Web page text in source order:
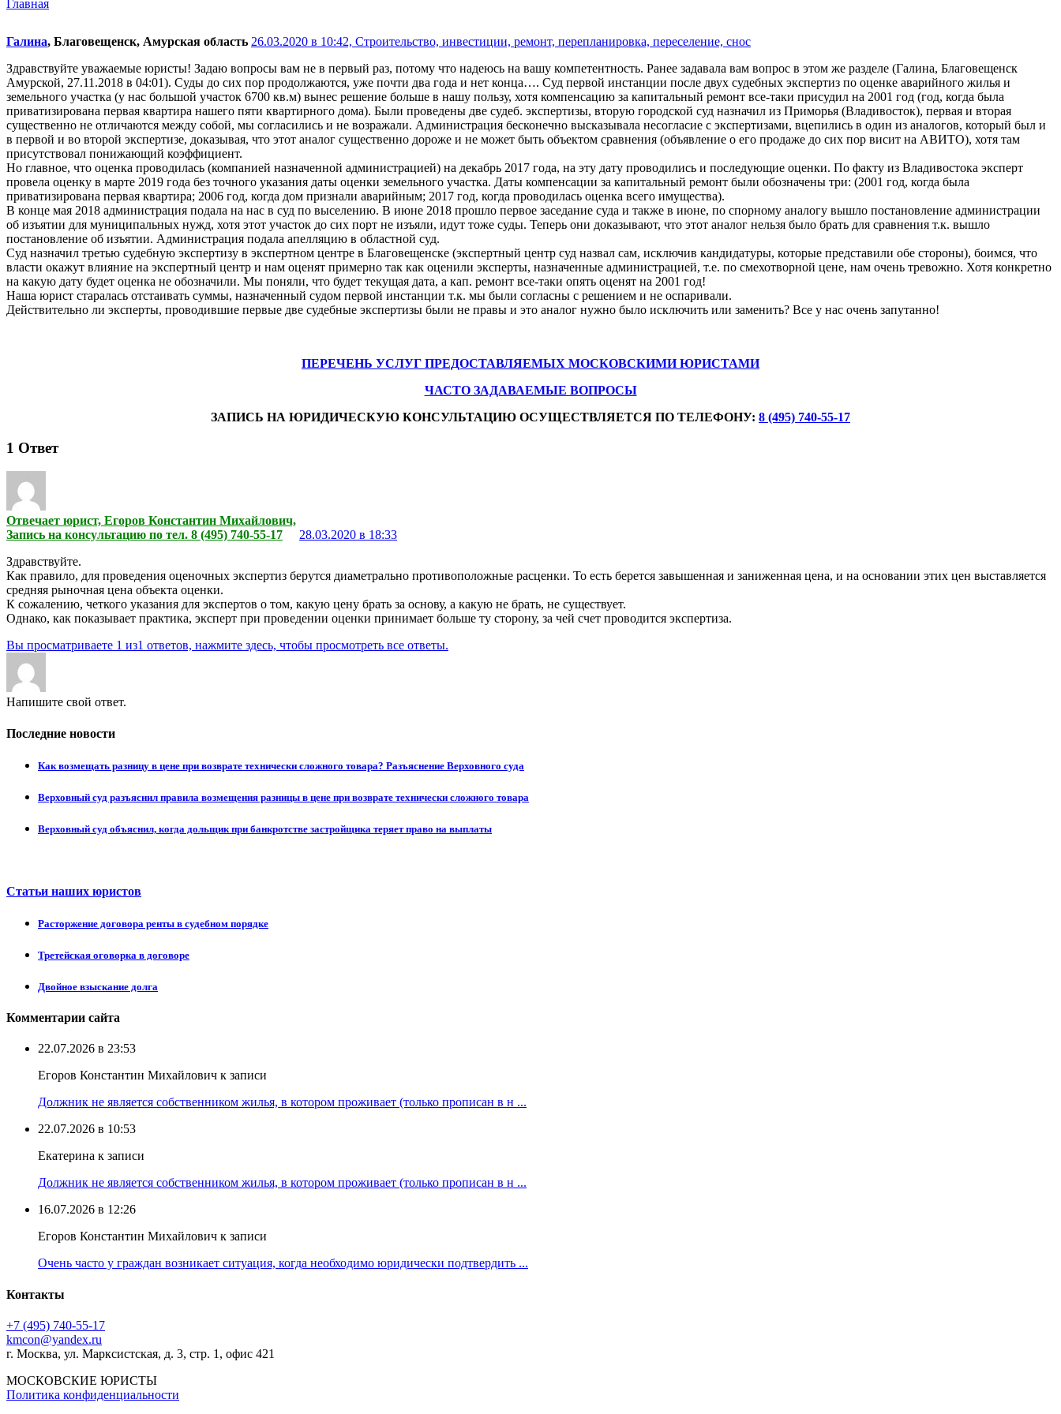
Главная
Галина, Благовещенск, Амурская область 26.03.2020 в 10:42, Строительство, инвестиции, ремонт, перепланировка, переселение, снос
Здравствуйте уважаемые юристы! Задаю вопросы вам не в первый раз, потому что надеюсь на вашу компетентность. Ранее задавала вам вопрос в этом же разделе (Галина, Благовещенск
Амурской, 27.11.2018 в 04:01). Суды до сих пор продолжаются, уже почти два года и нет конца…. Суд первой инстанции после двух судебных экспертиз по оценке аварийного жилья и
земельного участка (у нас большой участок 6700 кв.м) вынес решение больше в нашу пользу, хотя компенсацию за капитальный ремонт все-таки присудил на 2001 год (год, когда была
приватизирована первая квартира нашего пяти квартирного дома). Были проведены две судеб. экспертизы, вторую городской суд назначил из Приморья (Владивосток), первая и вторая
существенно не отличаются между собой, мы согласились и не возражали. Администрация бесконечно высказывала несогласие с экспертизами, вцепились в один из аналогов, который был и
в первой и во второй экспертизе, доказывая, что этот аналог существенно дороже и не может быть объектом сравнения (объявление о его продаже до сих пор висит на АВИТО), хотя там
присутствовал понижающий коэффициент.
Но главное, что оценка проводилась (компанией назначенной администрацией) на декабрь 2017 года, на эту дату проводились и последующие оценки. По факту из Владивостока эксперт
провела оценку в марте 2019 года без точного указания даты оценки земельного участка. Даты компенсации за капитальный ремонт были обозначены три: (2001 год, когда была
приватизирована первая квартира; 2006 год, когда дом признали аварийным; 2017 год, когда проводилась оценка всего имущества).
В конце мая 2018 администрация подала на нас в суд по выселению. В июне 2018 прошло первое заседание суда и также в июне, по спорному аналогу вышло постановление администрации
об изъятии для муниципальных нужд, хотя этот участок до сих порт не изъяли, идут тоже суды. Теперь они доказывают, что этот аналог нельзя было брать для сравнения т.к. вышло
постановление об изъятии. Администрация подала апелляцию в областной суд.
Суд назначил третью судебную экспертизу в экспертном центре в Благовещенске (экспертный центр суд назвал сам, исключив кандидатуры, которые представили обе стороны), боимся, что
власти окажут влияние на экспертный центр и нам оценят примерно так как оценили эксперты, назначенные администрацией, т.е. по смехотворной цене, нам очень тревожно. Хотя конкретно
на какую дату будет оценка не обозначили. Мы поняли, что будет текущая дата, а кап. ремонт все-таки опять оценят на 2001 год!
Наша юрист старалась отстаивать суммы, назначенный судом первой инстанции т.к. мы были согласны с решением и не оспаривали.
Действительно ли эксперты, проводившие первые две судебные экспертизы были не правы и это аналог нужно было исключить или заменить? Все у нас очень запутанно!
ПЕРЕЧЕНЬ УСЛУГ ПРЕДОСТАВЛЯЕМЫХ МОСКОВСКИМИ ЮРИСТАМИ
ЧАСТО ЗАДАВАЕМЫЕ ВОПРОСЫ
ЗАПИСЬ НА ЮРИДИЧЕСКУЮ КОНСУЛЬТАЦИЮ ОСУЩЕСТВЛЯЕТСЯ ПО ТЕЛЕФОНУ: 8 (495) 740-55-17
1 Ответ
Отвечает юрист, Егоров Константин Михайлович,
Запись на консультацию по тел. 8 (495) 740-55-17
28.03.2020 в 18:33
Здравствуйте.
Как правило, для проведения оценочных экспертиз берутся диаметрально противоположные расценки. То есть берется завышенная и заниженная цена, и на основании этих цен выставляется
средняя рыночная цена объекта оценки.
К сожалению, четкого указания для экспертов о том, какую цену брать за основу, а какую не брать, не существует.
Однако, как показывает практика, эксперт при проведении оценки принимает больше ту сторону, за чей счет проводится экспертиза.
Вы просматриваете 1 из1 ответов, нажмите здесь, чтобы просмотреть все ответы.
Напишите свой ответ.
Последние новости
Как возмещать разницу в цене при возврате технически сложного товара? Разъяснение Верховного суда
Верховный суд разъяснил правила возмещения разницы в цене при возврате технически сложного товара
Верховный суд объяснил, когда дольщик при банкротстве застройщика теряет право на выплаты
Статьи наших юристов
Расторжение договора ренты в судебном порядке
Третейская оговорка в договоре
Двойное взыскание долга
Комментарии сайта
22.07.2026 в 23:53
Егоров Константин Михайлович к записи
Должник не является собственником жилья, в котором проживает (только прописан в н ...
22.07.2026 в 10:53
Екатерина к записи
Должник не является собственником жилья, в котором проживает (только прописан в н ...
16.07.2026 в 12:26
Егоров Константин Михайлович к записи
Очень часто у граждан возникает ситуация, когда необходимо юридически подтвердить ...
Контакты
+7 (495) 740‑55‑17
kmcon@yandex.ru
г. Москва, ул. Марксистская, д. 3, стр. 1, офис 421
МОСКОВСКИЕ ЮРИСТЫ
Политика конфиденциальности